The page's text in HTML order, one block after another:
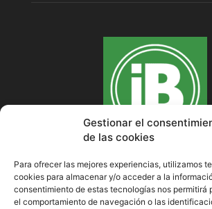
Gestionar el
de las cookies
Para ofrecer las mejores experiencias, utilizamos
cookies para almacenar y/o acceder a la
consentimiento de estas tecnologías nos permitirá
el comportamiento de navegación o las
SOBRE NOSOTROS